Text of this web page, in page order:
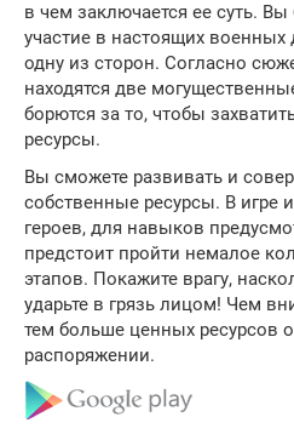
в чем заключается ее суть. Вы
участие в настоящих военных
одну из сторон. Согласно
находятся две
борются за то, чтобы
ресурсы.
Вы сможете развивать и
собственные ресурсы. В игре
героев, для навыков
предстоит пройти немалое
этапов. Покажите врагу,
ударьте в грязь лицом! Чем
тем больше ценных ресурсов
распоряжении.